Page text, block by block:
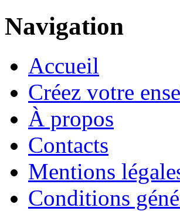
Navigation
Accueil
Créez votre
À propos
Contacts
Mentions
Conditions